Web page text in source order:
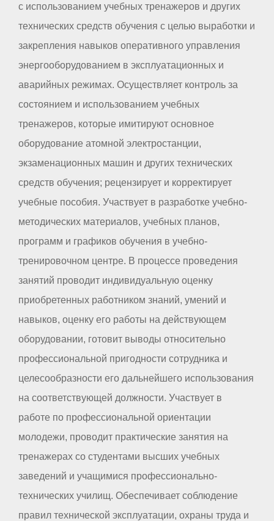
с использованием учебных тренажеров и других
технических средств обучения с целью выработки и
закрепления навыков оперативного управления
энергооборудованием в эксплуатационных и
аварийных режимах. Осуществляет контроль за
состоянием и использованием учебных
тренажеров, которые имитируют основное
оборудование атомной электростанции,
экзаменационных машин и других технических
средств обучения; рецензирует и корректирует
учебные пособия. Участвует в разработке учебно-
методических материалов, учебных планов,
программ и графиков обучения в учебно-
тренировочном центре. В процессе проведения
занятий проводит индивидуальную оценку
приобретенных работником знаний, умений и
навыков, оценку его работы на действующем
оборудовании, готовит выводы относительно
профессиональной пригодности сотрудника и
целесообразности его дальнейшего использования
на соответствующей должности. Участвует в
работе по профессиональной ориентации
молодежи, проводит практические занятия на
тренажерах со студентами высших учебных
заведений и учащимися профессионально-
технических училищ. Обеспечивает соблюдение
правил технической эксплуатации, охраны труда и